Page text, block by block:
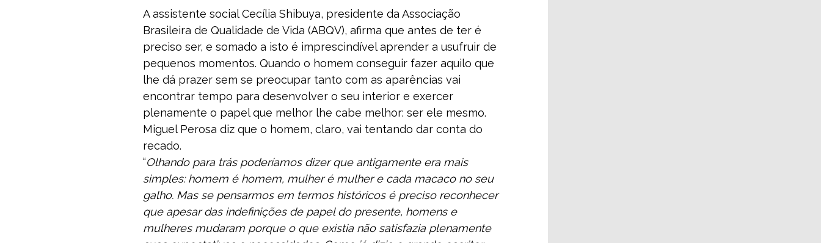
A assistente social Cecília Shibuya, presidente da Associação
Brasileira de Qualidade de Vida (ABQV), afirma que antes de ter é
preciso ser, e somado a isto é imprescindível aprender a usufruir de
pequenos momentos. Quando o homem conseguir fazer aquilo que
lhe dá prazer sem se preocupar tanto com as aparências vai
encontrar tempo para desenvolver o seu interior e exercer
plenamente o papel que melhor lhe cabe melhor: ser ele mesmo.
Miguel Perosa diz que o homem, claro, vai tentando dar conta do
recado.
“Olhando para trás poderíamos dizer que antigamente era mais
simples: homem é homem, mulher é mulher e cada macaco no seu
galho. Mas se pensarmos em termos históricos é preciso reconhecer
que apesar das indefinições de papel do presente, homens e
mulheres mudaram porque o que existia não satisfazia plenamente